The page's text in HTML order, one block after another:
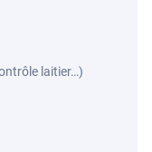
laitier…)